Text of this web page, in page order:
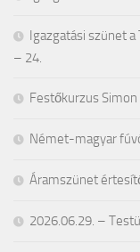
Igazgatási szünet
– 24.
Festőkurzus
Német-magyar
Áramszünet
2026.06.29. –